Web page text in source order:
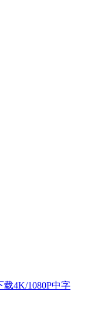
载4K/1080P中字